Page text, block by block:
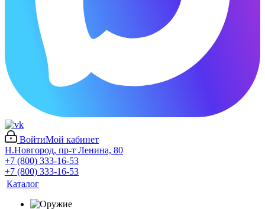
ВойтиМой кабинет
Н.Новгород, пр-т Ленина, 80
+7 (800) 333-16-53
+7 (800) 333-16-53
Каталог